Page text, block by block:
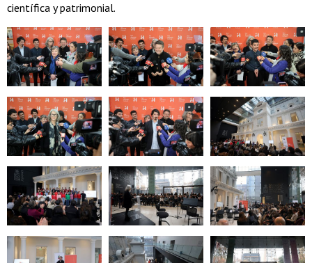
científica y patrimonial.
Zoom
Zoom Zoom
Zoom Zoom Zoom
Zoom Zoom Zoom
Zoom Zoom Zoom